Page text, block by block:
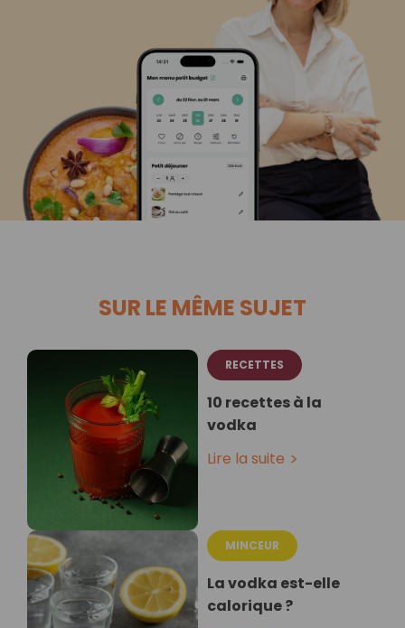
SUR LE MÊME SUJET
RECETTES
10 recettes à la
vodka
Lire la suite
MINCEUR
La vodka est-elle
calorique ?